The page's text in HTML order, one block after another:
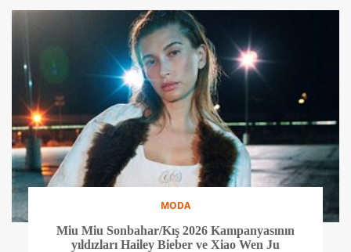
MODA
Miu Miu Sonbahar/Kış 2026 Kampanyasının
yıldızları Hailey Bieber ve Xiao Wen Ju